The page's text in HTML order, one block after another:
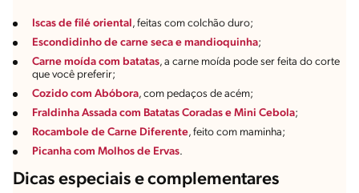
Iscas de filé oriental, feitas com colchão duro;
Escondidinho de carne seca e mandioquinha;
Carne moída com batatas, a carne moída pode ser feita do corte
que você preferir;
Cozido com Abóbora, com pedaços de acém;
Fraldinha Assada com Batatas Coradas e Mini Cebola;
Rocambole de Carne Diferente, feito com maminha;
Picanha com Molhos de Ervas.
Dicas especiais e complementares